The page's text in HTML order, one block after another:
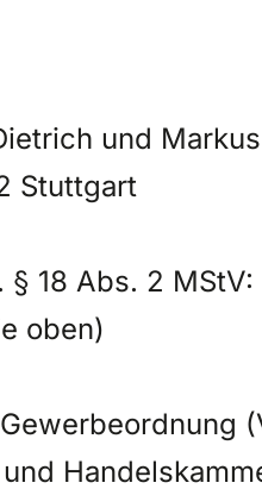
und
Stuttgart
18 Abs. 2 MStV:
oben)